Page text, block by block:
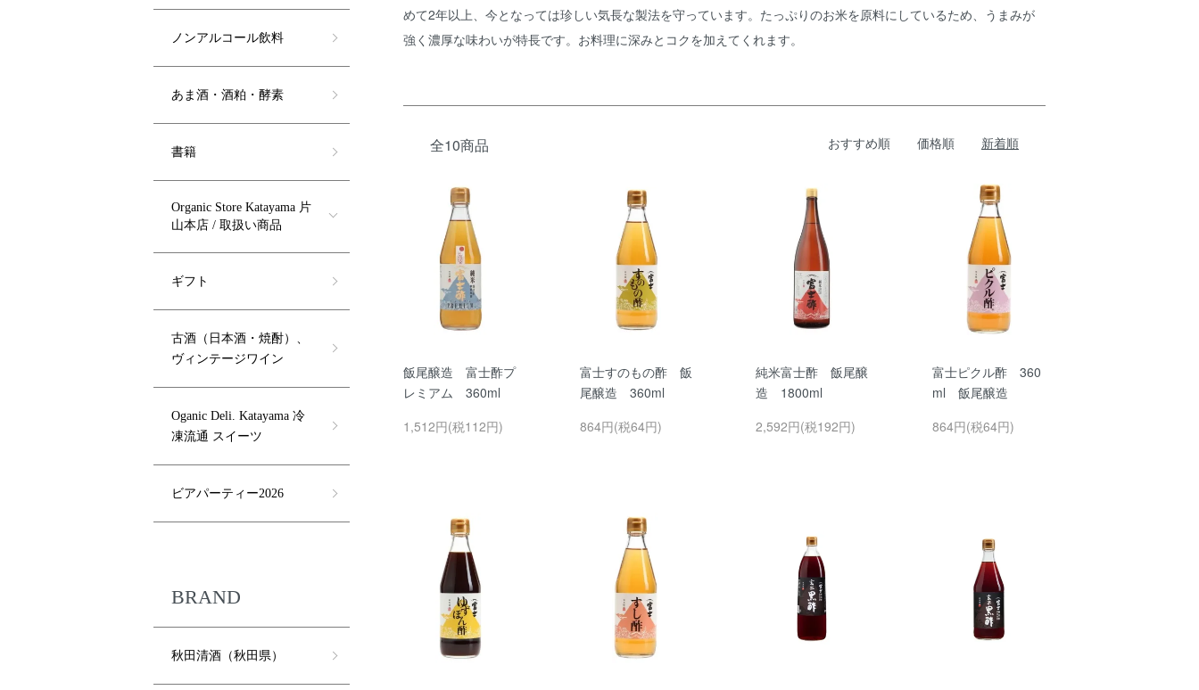
めて2年以上、今となっては珍しい気長な製法を守っています。たっぷりのお米を原料にしているため、うまみが
強く濃厚な味わいが特長です。お料理に深みとコクを加えてくれます。
全10商品 おすすめ順 価格順 新着順
飯尾醸造 富士酢プ
レミアム 360ml
1,512円(税112円)
富士すのもの酢 飯
尾醸造 360ml
864円(税64円)
純米富士酢 飯尾醸
造 1800ml
2,592円(税192円)
富士ピクル酢 360
ml 飯尾醸造
864円(税64円)
ノンアルコール飲料
あま酒・酒粕・酵素
書籍
Organic Store Katayama 片
山本店 / 取扱い商品
ギフト
古酒（日本酒・焼酎）、
ヴィンテージワイン
Oganic Deli. Katayama 冷
凍流通 スイーツ
ビアパーティー2026
BRAND
秋田清酒（秋田県）